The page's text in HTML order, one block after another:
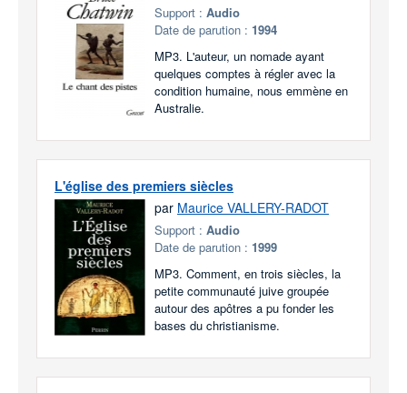
Support : Audio
Date de parution : 1994
MP3. L'auteur, un nomade ayant
quelques comptes à régler avec la
condition humaine, nous emmène en
Australie.
L'église des premiers siècles
par Maurice VALLERY-RADOT
Support : Audio
Date de parution : 1999
MP3. Comment, en trois siècles, la
petite communauté juive groupée
autour des apôtres a pu fonder les
bases du christianisme.